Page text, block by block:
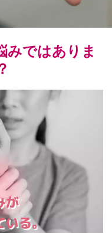
みではありま
が
いる。